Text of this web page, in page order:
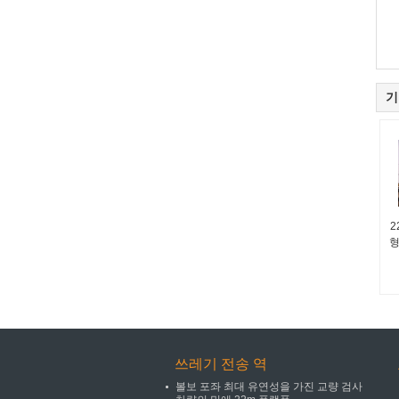
쓰레기 전송 역
볼보 포좌 최대 유연성을 가진 교량 검사